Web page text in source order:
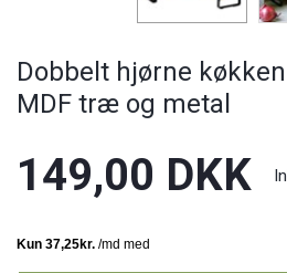
Dobbelt hjørne
MDF træ og metal
149,00 DKK